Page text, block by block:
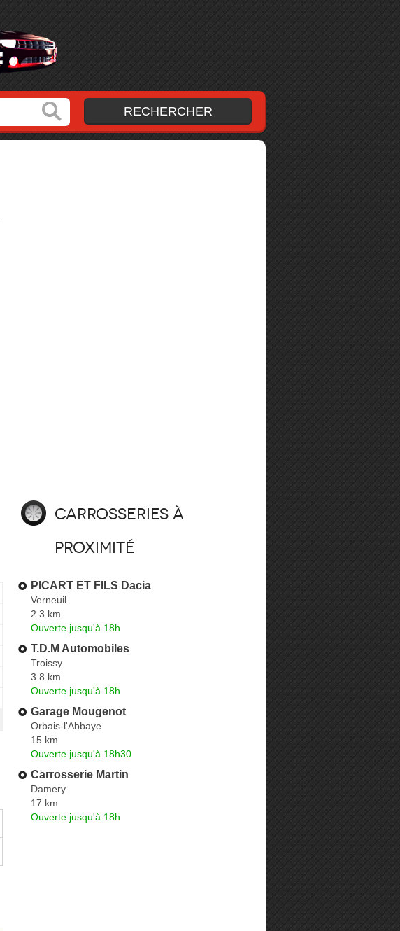
Carrosseries à
proximité
PICART ET FILS Dacia
Verneuil
2.3 km
Ouverte jusqu'à 18h
T.D.M Automobiles
Troissy
3.8 km
Ouverte jusqu'à 18h
Garage Mougenot
Orbais-l'Abbaye
15 km
Ouverte jusqu'à 18h30
Carrosserie Martin
Damery
17 km
Ouverte jusqu'à 18h